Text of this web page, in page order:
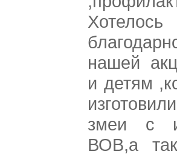
нашей
и детям
змеи с
ВОВ,а